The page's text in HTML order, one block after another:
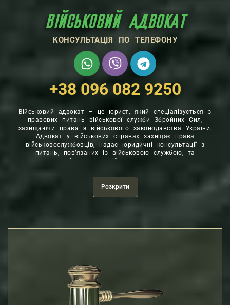
ВІЙСЬКОВИЙ АДВОКАТ
КОНСУЛЬТАЦІЯ ПО ТЕЛЕФОНУ
+38 096 082 9250
Військовий адвокат – це юрист, який спеціалізується з
правових питань військової служби Збройних Сил,
захищаючи права з військового законодавства України.
Адвокат у військових справах захищає права
військовослужбовців, надає юридичні консультації з
питань, пов’язаних із військовою службою, та
представляє інтереси у військових справах у судах.
законодавства та досвід у вирішенні складних
правових ситуацій, пов’язаних з військовими
БОРОТЬБА ЗА ПРАВА ТА СПРАВЕДЛИВІСТЬ
справжніх героїв – військових адвокатів. Ці люди,
віддані справі справедливості та правопорядку, стають
опорою для військових та їх сімей у складних часах
Розкрити